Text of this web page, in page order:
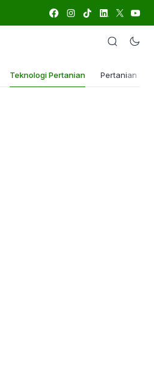
Teknologi Pertanian Pertanian